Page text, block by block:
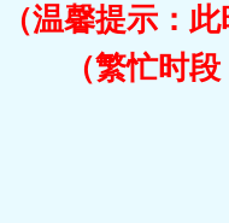
（温馨提示：
（繁忙时